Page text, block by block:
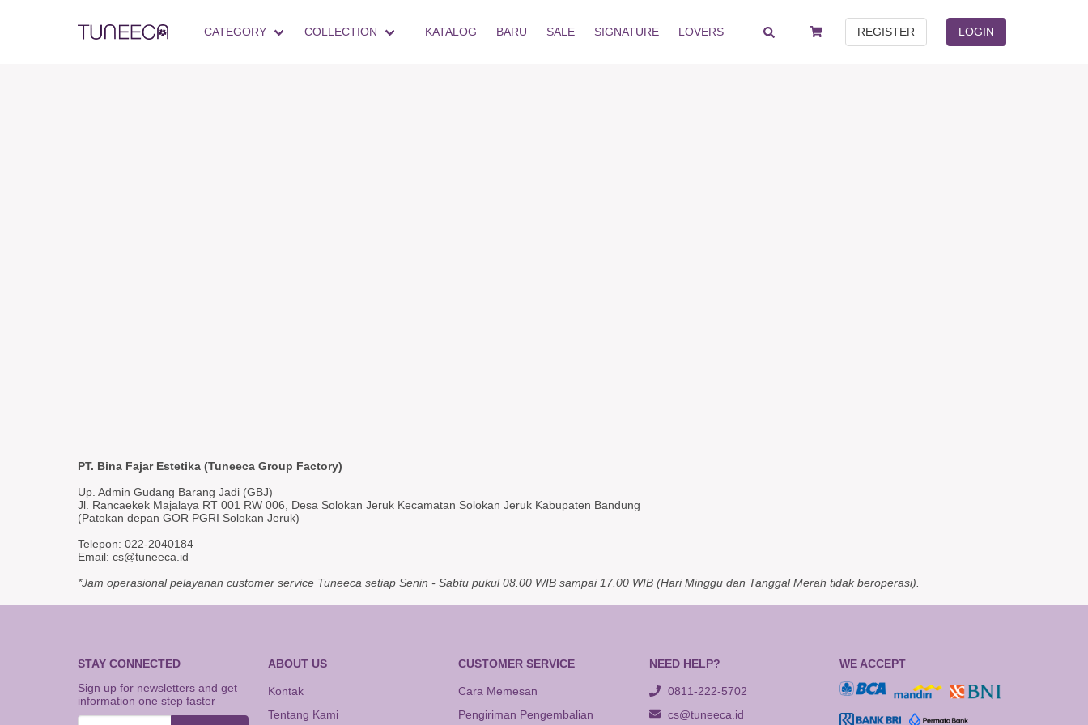
CATEGORY COLLECTION KATALOG BARU SALE SIGNATURE LOVERS REGISTER LOGIN
PT. Bina Fajar Estetika (Tuneeca Group Factory)
Up. Admin Gudang Barang Jadi (GBJ)
Jl. Rancaekek Majalaya RT 001 RW 006, Desa Solokan Jeruk Kecamatan Solokan Jeruk Kabupaten Bandung
(Patokan depan GOR PGRI Solokan Jeruk)
Telepon: 022-2040184
Email: cs@tuneeca.id
*Jam operasional pelayanan customer service Tuneeca setiap Senin - Sabtu pukul 08.00 WIB sampai 17.00 WIB (Hari Minggu dan Tanggal Merah tidak beroperasi).
STAY CONNECTED
Sign up for newsletters and get
information one step faster
ABOUT US
Kontak
Tentang Kami
CUSTOMER SERVICE
Cara Memesan
Pengiriman Pengembalian
NEED HELP?
0811-222-5702
cs@tuneeca.id
WE ACCEPT